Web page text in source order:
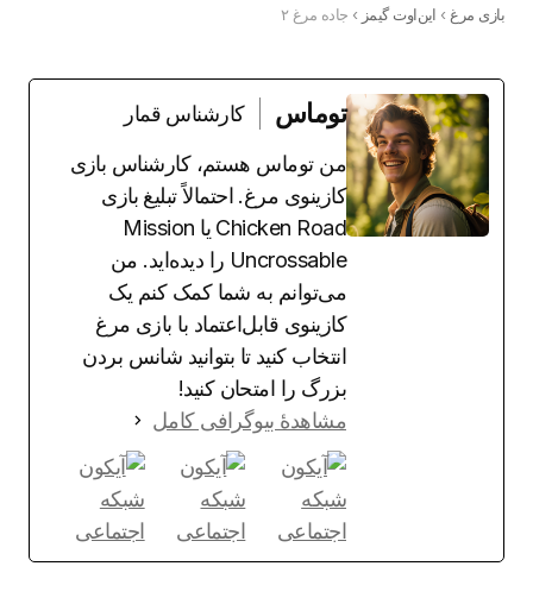
بازی مرغ › این‌اوت گیمز › جاده مرغ ۲
توماس
کارشناس قمار
من توماس هستم، کارشناس بازی
کازینوی مرغ. احتمالاً تبلیغ بازی
Chicken Road یا Mission
Uncrossable را دیده‌اید. من
می‌توانم به شما کمک کنم یک
کازینوی قابل‌اعتماد با بازی مرغ
انتخاب کنید تا بتوانید شانس بردن
بزرگ را امتحان کنید!
مشاهدهٔ بیوگرافی کامل